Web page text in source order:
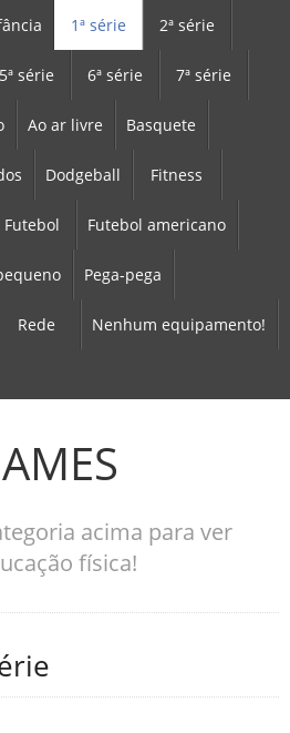
1ª série 2ª série
5ª série 6ª série 7ª série
Ao ar livre Basquete
Dodgeball Fitness
Futebol Futebol americano
Pega-pega
Rede Nenhum equipamento!
acima para ver
física!